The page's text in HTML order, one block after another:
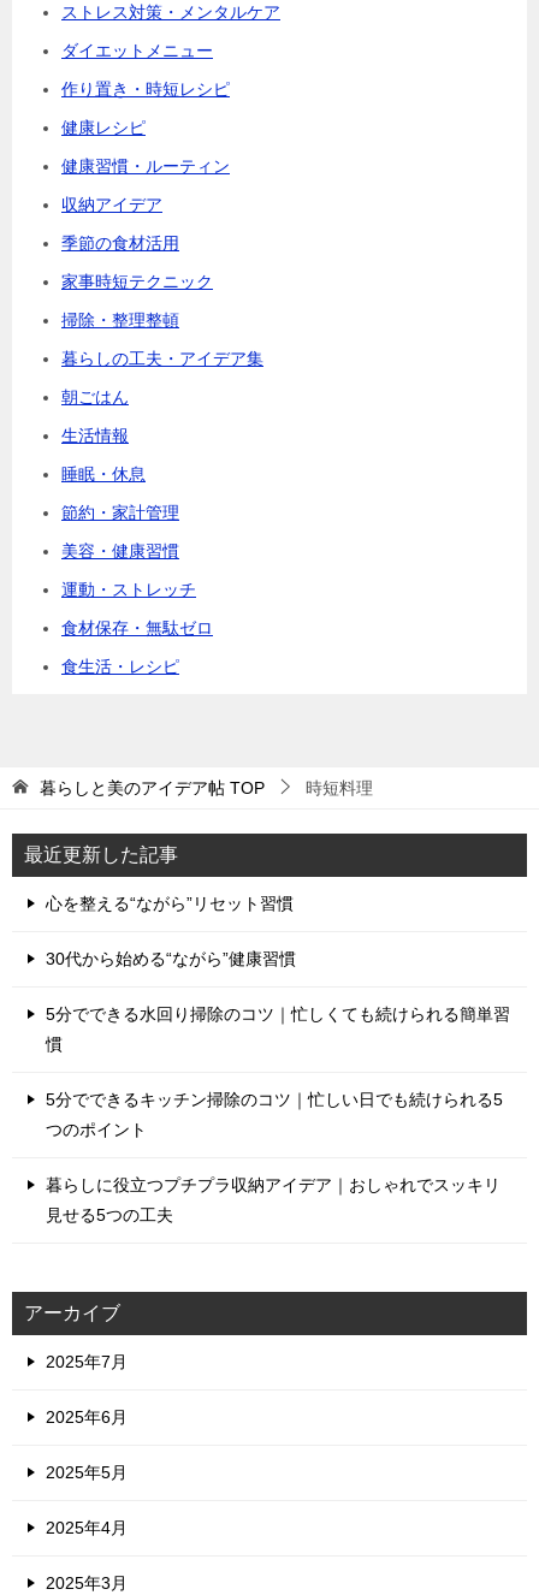
ストレス対策・メンタルケア
ダイエットメニュー
作り置き・時短レシピ
健康レシピ
健康習慣・ルーティン
収納アイデア
季節の食材活用
家事時短テクニック
掃除・整理整頓
暮らしの工夫・アイデア集
朝ごはん
生活情報
睡眠・休息
節約・家計管理
美容・健康習慣
運動・ストレッチ
食材保存・無駄ゼロ
食生活・レシピ
暮らしと美のアイデア帖 TOP 時短料理
最近更新した記事
心を整える“ながら”リセット習慣
30代から始める“ながら”健康習慣
5分でできる水回り掃除のコツ｜忙しくても続けられる簡単習
慣
5分でできるキッチン掃除のコツ｜忙しい日でも続けられる5
つのポイント
暮らしに役立つプチプラ収納アイデア｜おしゃれでスッキリ
見せる5つの工夫
アーカイブ
2025年7月
2025年6月
2025年5月
2025年4月
2025年3月